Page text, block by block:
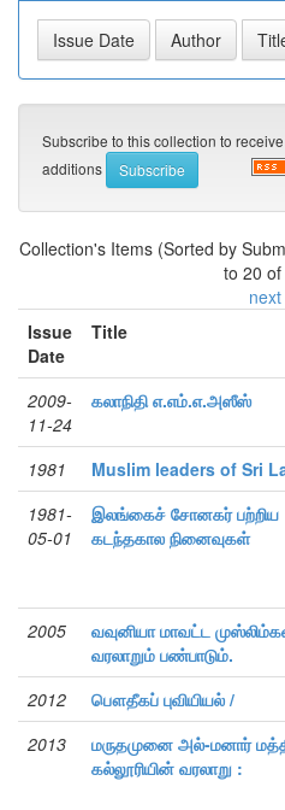
Subscribe to this collection to
additions
Collection's Items (Sorted by
to 20
next
Issue
Date
Title
2009-
11-24
கலாநிதி எ.எம்.எ.அஸீஸ்
1981 Muslim leaders of Sri
1981-
05-01
இலங்கைச் சோனகர் பற்றிய
கடந்தகால நினைவுகள்
2005
வவுனியா மாவட்ட
வரலாறும் பண்பாடும்.
2012 பௌதீகப் புவியியல் /
2013
மருதமுனை அல்-மனார்
கல்லூரியின் வரலாறு :